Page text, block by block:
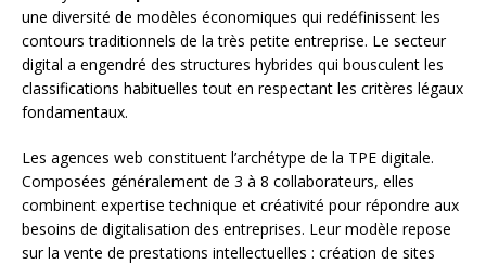
une diversité de modèles économiques qui redéfinissent les
contours traditionnels de la très petite entreprise. Le secteur
digital a engendré des structures hybrides qui bousculent les
classifications habituelles tout en respectant les critères légaux
fondamentaux.
Les agences web constituent l’archétype de la TPE digitale.
Composées généralement de 3 à 8 collaborateurs, elles
combinent expertise technique et créativité pour répondre aux
besoins de digitalisation des entreprises. Leur modèle repose
sur la vente de prestations intellectuelles : création de sites